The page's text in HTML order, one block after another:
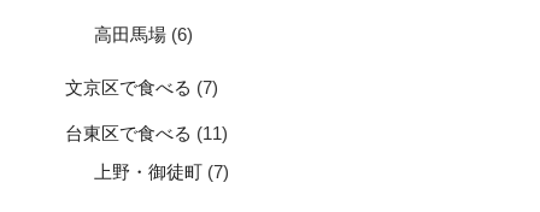
高田馬場 (6)
文京区で食べる (7)
台東区で食べる (11)
上野・御徒町 (7)